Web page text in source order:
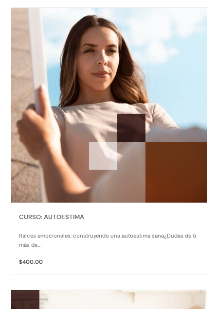
CURSO: AUTOESTIMA
Raíces emocionales: construyendo una autoestima sana¿Dudas de ti
más de...
$400.00